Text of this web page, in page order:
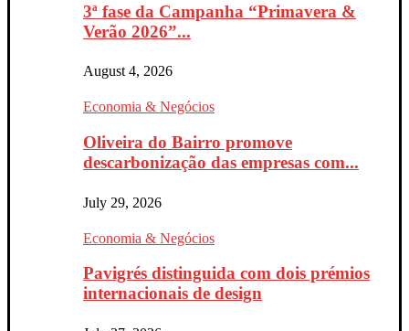
3ª fase da Campanha “Primavera &
Verão 2026”...
August 4, 2026
Economia & Negócios
Oliveira do Bairro promove
descarbonização das empresas com...
July 29, 2026
Economia & Negócios
Pavigrés distinguida com dois prémios
internacionais de design